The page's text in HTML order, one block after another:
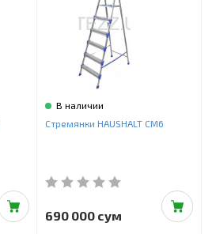
В наличии
Стремянки HAUSHALT СМ6
690 000 сум